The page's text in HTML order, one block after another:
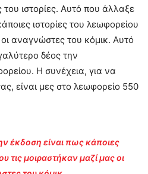
του ιστορίες. Αυτό που άλλαξε
ιστορίες του λεωφορείου
αναγνώστες του κόμικ. Αυτό
δέος την
Η συνέχεια, για να
είναι μες στο λεωφορείο 550
έκδοση είναι πως κάποιες
τις μοιραστήκαν μαζί μας οι